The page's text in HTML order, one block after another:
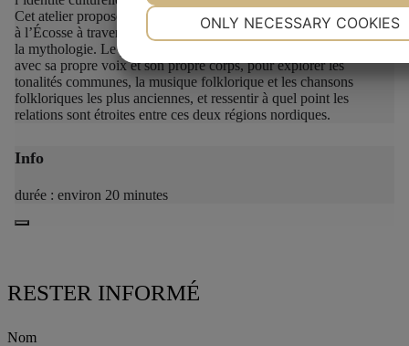
Cet atelier propose aux participants un voyage de la Scandinavie
à l’Écosse à travers les contes, l’histoire culturelle, la musique et
la mythologie. Le participant est invité à faire partie du voyage,
avec sa propre voix et son propre corps, pour explorer les
tonalités communes, la musique folklorique et les chansons
folkloriques les plus anciennes, et ressentir à quel point les
relations sont étroites entre ces deux régions nordiques.
Info
durée : environ 20 minutes
RESTER INFORMÉ
Nom
MARKETING STATISTICS
ONLY NECESSARY COOKIES